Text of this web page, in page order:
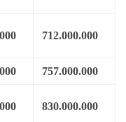
712.000.000
757.000.000
830.000.000